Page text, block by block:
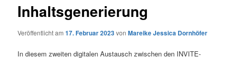
Inhaltsgenerierung
Veröffentlicht am17. Februar 2023vonMareike Jessica Dornhöfer
In diesem zweiten digitalen Austausch zwischen den INVITE-